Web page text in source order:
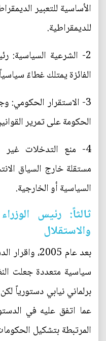
الأساسية للتعبير
للديمقراطية.
2- الشرعية السياسية:
الفائزة يمتلك غطاءً
3- الاستقرار الحكومي:
الحكومة على تمرير
4- منع التدخلات غير
مستقلة خارج السياق
السياسية أو الخارجية.
ثالثاً: رئيس
والاستقلال
بعد عام 2005،
سياسية متعددة جعلت
برلماني نيابي دستورياً
عما اتفق عليه في
المرتبطة بتشكيل